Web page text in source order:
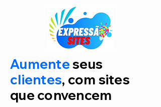
Aumenteseus
clientes, com sites
que convencem